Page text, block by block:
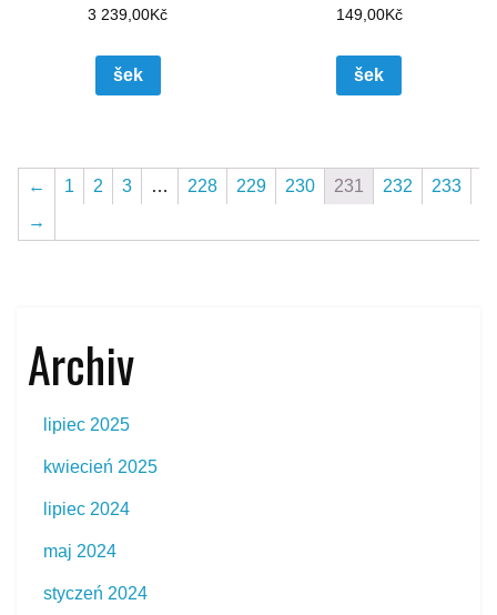
3 239,00Kč
šek
149,00Kč
šek
← 1 2 3 … 228 229 230 231 232
233
→
Archiv
lipiec 2025
kwiecień 2025
lipiec 2024
maj 2024
styczeń 2024